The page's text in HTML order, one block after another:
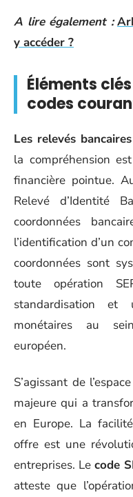
A lire également :
y accéder ?
Éléments
codes
Les relevés bancaires
la compréhension
financière pointue.
Relevé d’Identité
coordonnées
l’identification d’un
coordonnées sont
toute opération
standardisation
monétaires au
européen.
S’agissant de
majeure qui a
en Europe. La
offre est une
entreprises. Lecode
atteste que